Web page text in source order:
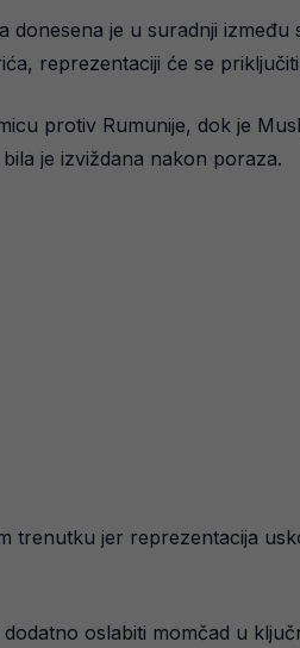
donesena je u suradnji
reprezentaciji će se
protiv Rumunije, dok je
je izviždana nakon poraza.
trenutku jer reprezentacija
oslabiti momčad u